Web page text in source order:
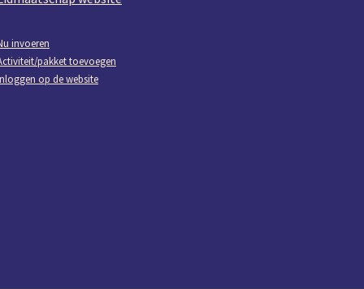
invoeren
pakket toevoegen
op de website